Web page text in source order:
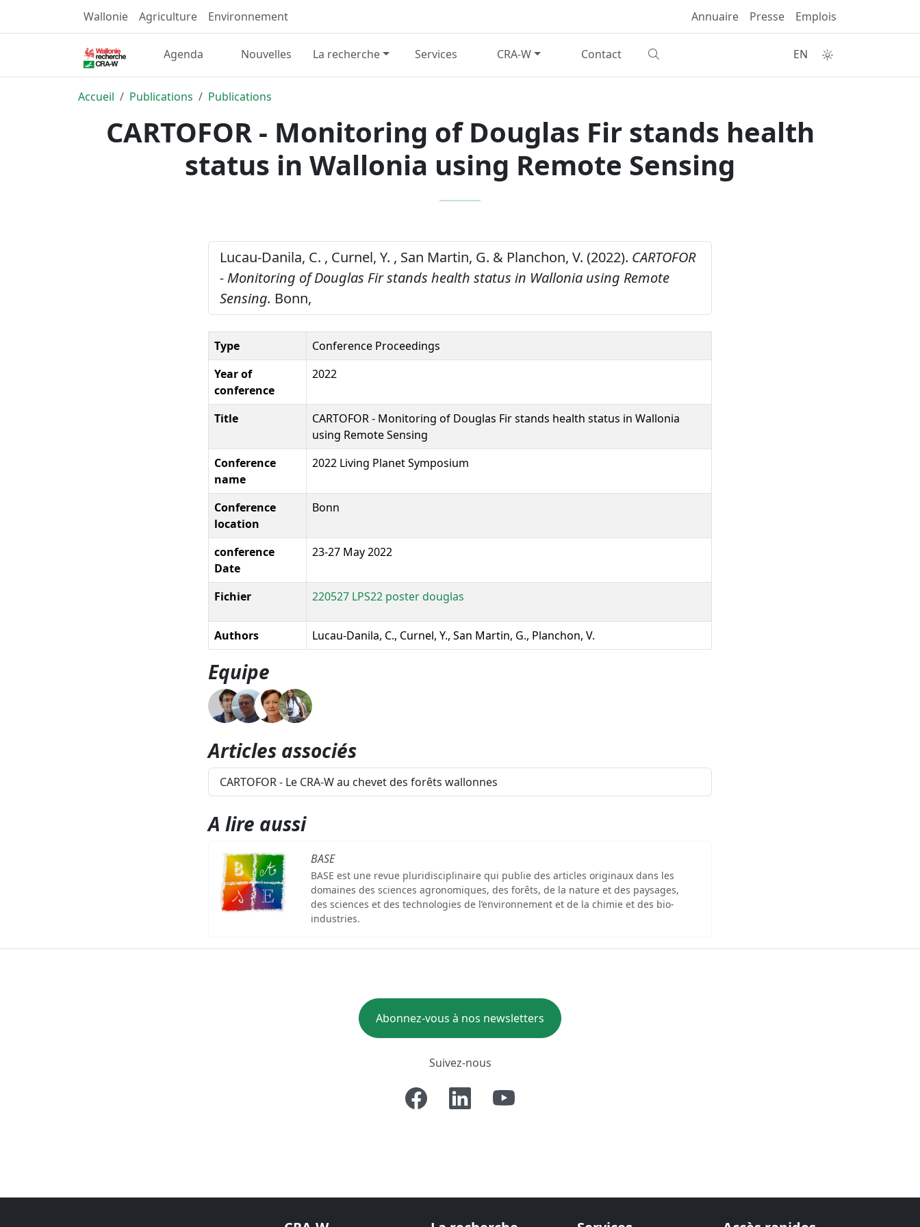
Wallonie Agriculture Environnement Annuaire Presse Emplois
Agenda Nouvelles La recherche Services CRA-W Contact EN
Accueil Publications Publications
CARTOFOR - Monitoring of Douglas Fir stands health
status in Wallonia using Remote Sensing
Lucau-Danila, C. , Curnel, Y. , San Martin, G. & Planchon, V. (2022). CARTOFOR
- Monitoring of Douglas Fir stands health status in Wallonia using Remote
Sensing. Bonn,
Type
Conference Proceedings
Year of
conference
2022
Title
CARTOFOR - Monitoring of Douglas Fir stands health status in Wallonia
using Remote Sensing
Conference
name
2022 Living Planet Symposium
Conference
location
Bonn
conference
Date
23-27 May 2022
Fichier 220527 LPS22 poster douglas
Authors Lucau-Danila, C., Curnel, Y., San Martin, G., Planchon, V.
Equipe
Articles associés
CARTOFOR - Le CRA-W au chevet des forêts wallonnes
A lire aussi
BASE
BASE est une revue pluridisciplinaire qui publie des articles originaux dans les
domaines des sciences agronomiques, des forêts, de la nature et des paysages,
des sciences et des technologies de l’environnement et de la chimie et des bio-
industries.
Abonnez-vous à nos newsletters
Suivez-nous